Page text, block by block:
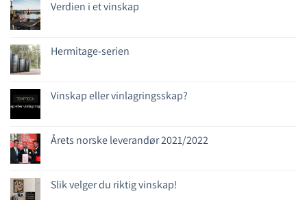
Verdien i et vinskap
Hermitage-serien
Vinskap eller vinlagringsskap?
Årets norske leverandør 2021/2022
Slik velger du riktig vinskap!